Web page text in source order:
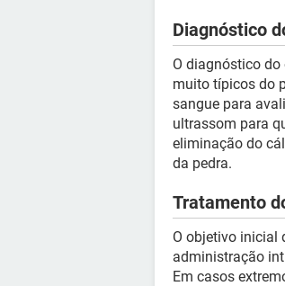
Diagnóstico
O diagnóstico
muito típicos do
sangue para
ultrassom para
eliminação do
da pedra.
Tratamento
O objetivo inicial
administração
Em casos